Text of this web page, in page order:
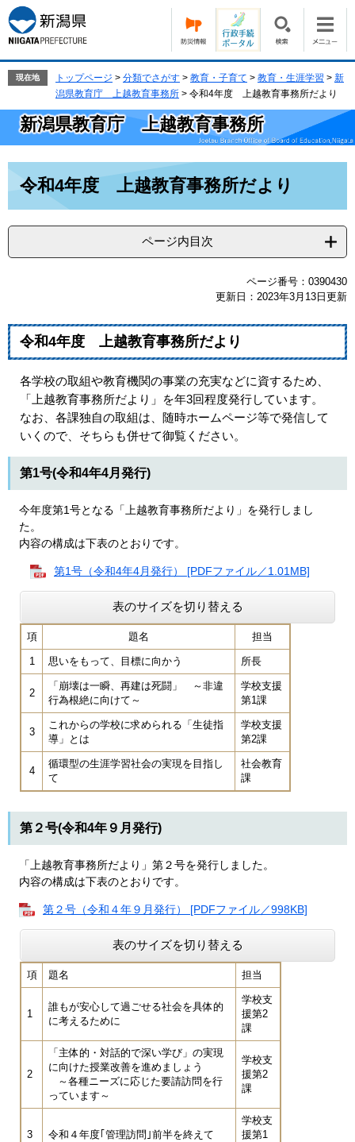
ー
ジ
の
で
す。
ニ
ュ
ー
ば
現在地 トップページ > 分類でさがす > 教育・子育て > 教育・生涯学習 > 新
潟県教育庁 上越教育事務所 > 令和4年度 上越教育事務所だより
新潟県教育庁 上越教育事務所
令和4年度 上越教育事務所だより
ページ内目次
ページ番号：0390430
更新日：2023年3月13日更新
令和4年度 上越教育事務所だより
各学校の取組や教育機関の事業の充実などに資するため、
「上越教育事務所だより」を年3回程度発行しています。
なお、各課独自の取組は、随時ホームページ等で発信して
いくので、そちらも併せて御覧ください。
第1号(令和4年4月発行)
今年度第1号となる「上越教育事務所だより」を発行しまし
た。
内容の構成は下表のとおりです。
第1号（令和4年4月発行） [PDFファイル／1.01MB]
表のサイズを切り替える
項 題名 担当
1 思いをもって、目標に向かう 所長
2
「崩壊は一瞬、再建は死闘」 ～非違
行為根絶に向けて～
学校支援
第1課
3
これからの学校に求められる「生徒指
導」とは
学校支援
第2課
4
循環型の生涯学習社会の実現を目指し
て
社会教育
課
第２号(令和4年９月発行)
「上越教育事務所だより」第２号を発行しました。
内容の構成は下表のとおりです。
第２号（令和４年９月発行） [PDFファイル／998KB]
表のサイズを切り替える
項 題名 担当
1
誰もが安心して過ごせる社会を具体的
に考えるために
学校支
援第2
課
2
「主体的・対話的で深い学び」の実現
に向けた授業改善を進めましょう
～各種ニーズに応じた要請訪問を行
っています～
学校支
援第2
課
3 令和４年度｢管理訪問｣前半を終えて
学校支
援第1